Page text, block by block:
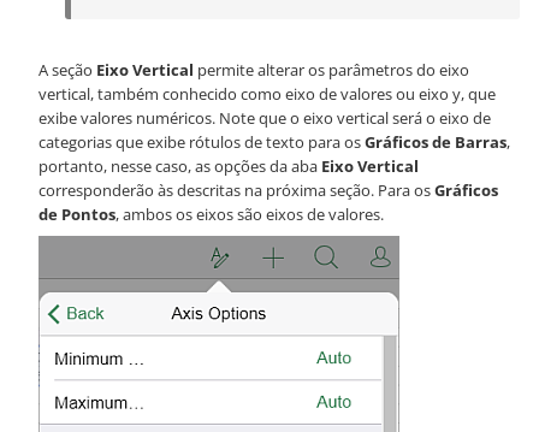
A seção Eixo Vertical permite alterar os parâmetros do eixo
vertical, também conhecido como eixo de valores ou eixo y, que
exibe valores numéricos. Note que o eixo vertical será o eixo de
categorias que exibe rótulos de texto para osGráficos de Barras,
portanto, nesse caso, as opções da aba Eixo Vertical
corresponderão às descritas na próxima seção. Para osGráficos
de Pontos, ambos os eixos são eixos de valores.